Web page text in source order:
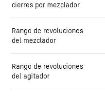
cierres por mezclador
Rango de revoluciones
del mezclador
Rango de revoluciones
del agitador